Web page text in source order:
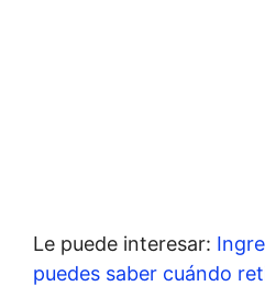
Le puede interesar:
puedes saber cuándo